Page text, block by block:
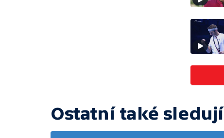
Ostatní také sledují